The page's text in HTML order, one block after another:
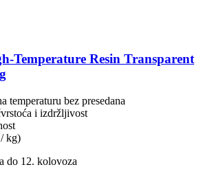
​Temperature Resin Transparent
temperaturu bez presedana
i izdržljivost
kg)
do 12. kolovoza